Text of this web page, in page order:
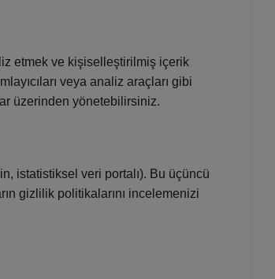
etmek ve kişiselleştirilmiş içerik
veya analiz araçları gibi
üzerinden yönetebilirsiniz.
istatistiksel veri portalı). Bu üçüncü
gizlilik politikalarını incelemenizi